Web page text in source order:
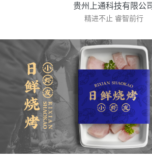
贵州上通科技有限公
精进不止 睿智前行